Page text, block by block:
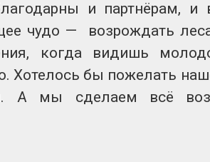
и партнёрам, и
чудо — возрождать
когда видишь
Хотелось бы пожелать
А мы сделаем всё